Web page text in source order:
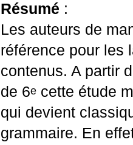
Résumé :
Les auteurs de
référence pour les
contenus. A partir
de 6e cette étude
qui devient
grammaire. En